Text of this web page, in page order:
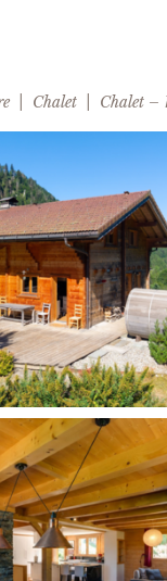
CONTACT
Chalet Chalet –